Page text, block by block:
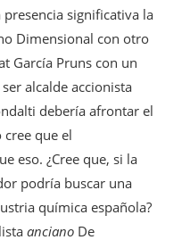
significativa la
Dimensional con otro
García Pruns con un
alcalde accionista
debería afrontar el
que el
eso. ¿Cree que, si la
podría buscar una
química española?
anciano De